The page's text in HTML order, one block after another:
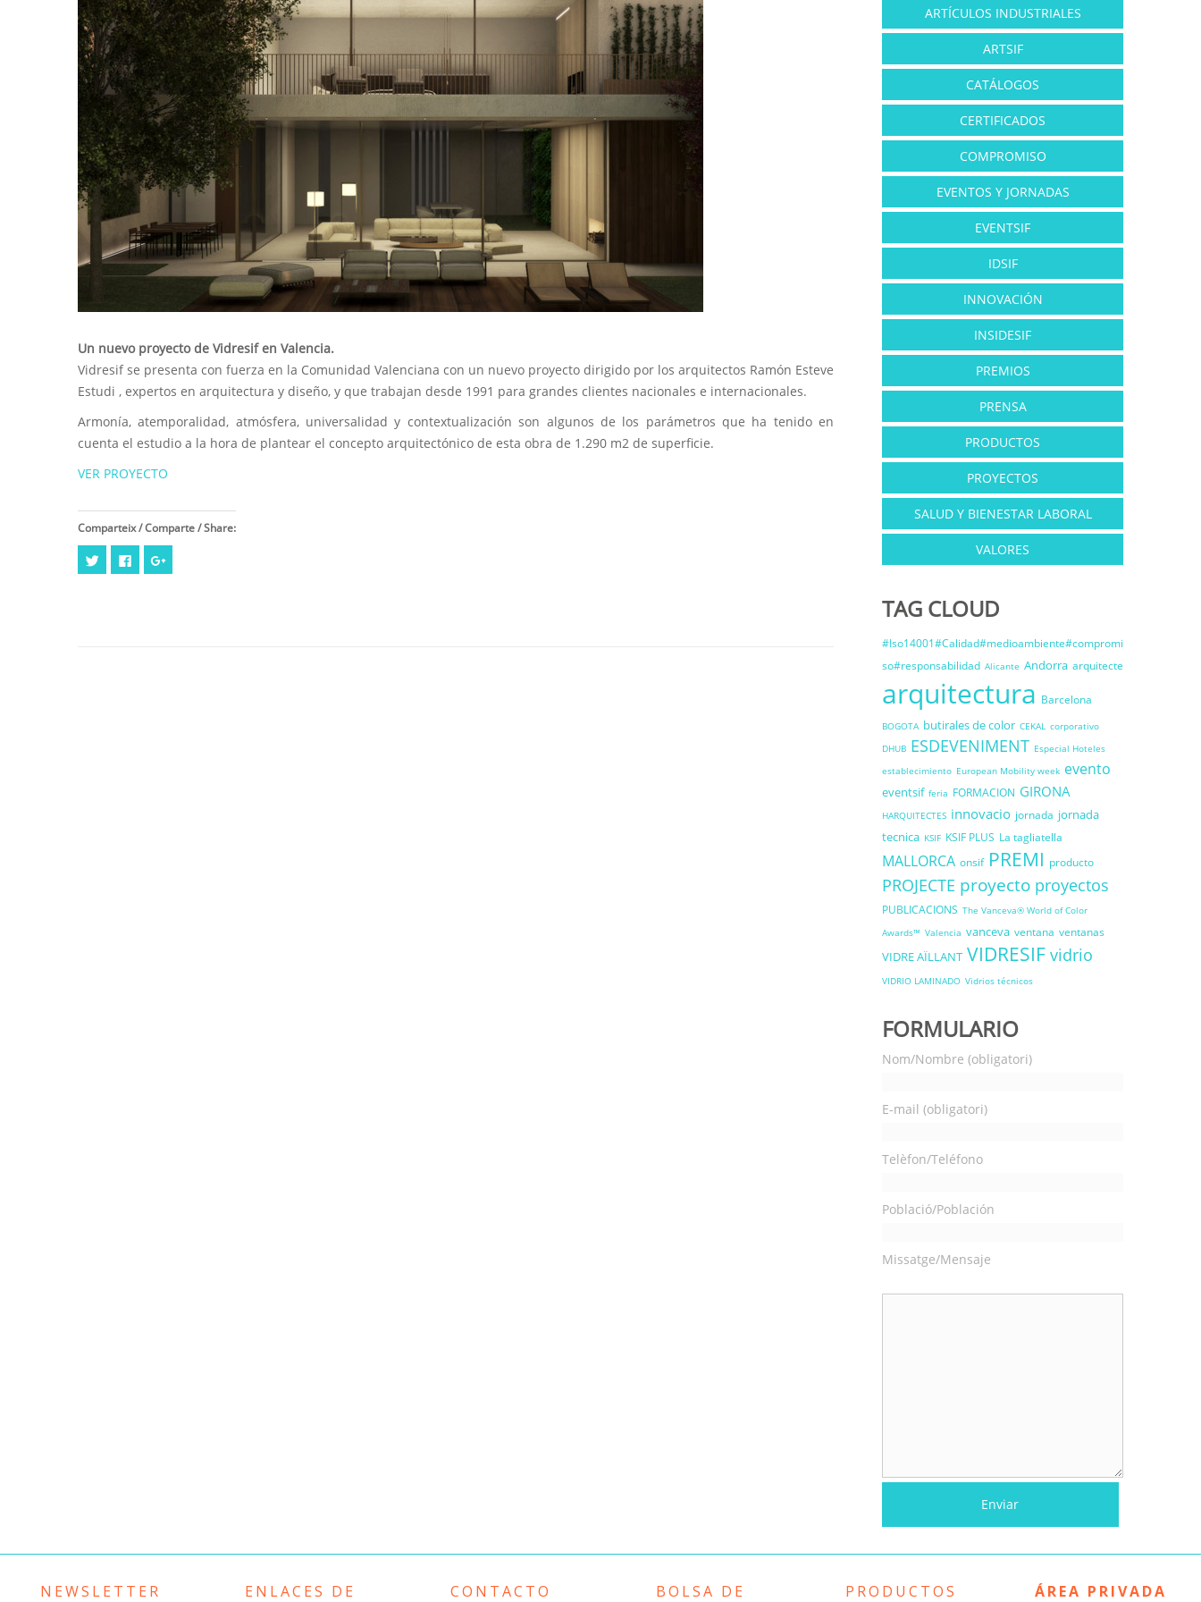
Un nuevo proyecto de Vidresif en Valencia.
Vidresif se presenta con fuerza en la Comunidad Valenciana con un nuevo proyecto dirigido por los arquitectos Ramón Esteve
Estudi , expertos en arquitectura y diseño, y que trabajan desde 1991 para grandes clientes nacionales e internacionales.
Armonía, atemporalidad, atmósfera, universalidad y contextualización son algunos de los parámetros que ha tenido en
cuenta el estudio a la hora de plantear el concepto arquitectónico de esta obra de 1.290 m2 de superficie.
VER PROYECTO
Comparteix / Comparte / Share:
Haz
para
Haz
para para
ARTÍCULOS INDUSTRIALES
ARTSIF
CATÁLOGOS
CERTIFICADOS
COMPROMISO
EVENTOS Y JORNADAS
EVENTSIF
IDSIF
INNOVACIÓN
INSIDESIF
PREMIOS
PRENSA
PRODUCTOS
PROYECTOS
SALUD Y BIENESTAR LABORAL
VALORES
TAG CLOUD
#Iso14001#Calidad#medioambiente#compromi
so#responsabilidad Alicante Andorra arquitecte
arquitectura Barcelona
BOGOTA butirales de color CEKAL corporativo
DHUB ESDEVENIMENT Especial Hoteles
establecimiento European Mobility week evento
eventsif feria FORMACION GIRONA
HARQUITECTES innovacio jornada jornada
tecnica KSIF KSIF PLUS La tagliatella
MALLORCA onsif PREMI producto
PROJECTE proyecto proyectos
PUBLICACIONS The Vanceva® World of Color
Awards™ Valencia vanceva ventana ventanas
VIDRE AÏLLANT VIDRESIF vidrio
VIDRIO LAMINADO Vidrios técnicos
FORMULARIO
Nom/Nombre (obligatori)
E-mail (obligatori)
Telèfon/Teléfono
Població/Población
Missatge/Mensaje
NEWSLETTER
ENLACES DE
CONTACTO
BOLSA DE
PRODUCTOS ÁREA PRIVADA